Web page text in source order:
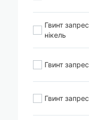
Гвинт
нікель
Гвинт
Гвинт